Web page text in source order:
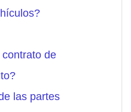
de
las partes